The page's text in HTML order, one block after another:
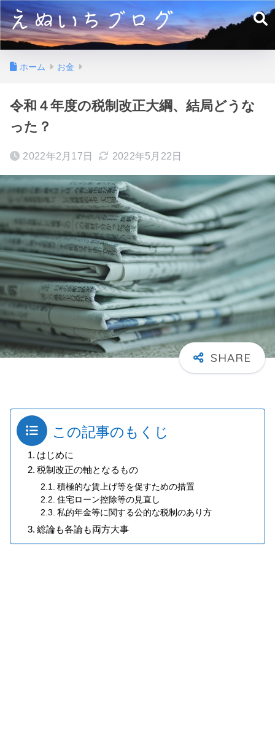
ホーム お金
令和４年度の税制改正大綱、結局どうな
った？
2022年2月17日 2022年5月22日
この記事のもくじ
はじめに
税制改正の軸となるもの
積極的な賃上げ等を促すための措置
住宅ローン控除等の見直し
私的年金等に関する公的な税制のあり方
総論も各論も両方大事